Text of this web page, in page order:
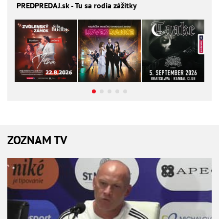
PREDPREDAJ.sk - Tu sa rodia zážitky
ZOZNAM TV